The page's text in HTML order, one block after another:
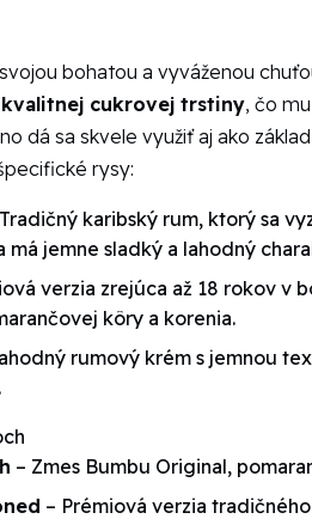
bohatou a vyváženou
cukrovej trstiny, čo
dá sa skvele využiť aj ako
rysy:
karibský rum, ktorý sa
jemne sladký a lahodný
verzia zrejúca až 18 rokov v
kôry a korenia.
rumový krém s jemnou
– Zmes Bumbu Original,
– Prémiová verzia